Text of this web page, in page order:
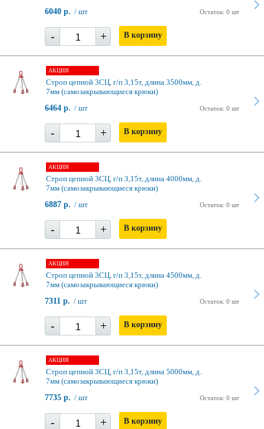
Остаток: 0 шт
6040 р. / шт
- + В корзину
АКЦИЯ
Строп цепной 3СЦ, г/п 3,15т, длина 3500мм, д.
7мм (самозакрывающиеся крюки)
Остаток: 0 шт
6464 р. / шт
- + В корзину
АКЦИЯ
Строп цепной 3СЦ, г/п 3,15т, длина 4000мм, д.
7мм (самозакрывающиеся крюки)
Остаток: 0 шт
6887 р. / шт
- + В корзину
АКЦИЯ
Строп цепной 3СЦ, г/п 3,15т, длина 4500мм, д.
7мм (самозакрывающиеся крюки)
Остаток: 0 шт
7311 р. / шт
- + В корзину
АКЦИЯ
Строп цепной 3СЦ, г/п 3,15т, длина 5000мм, д.
7мм (самозакрывающиеся крюки)
Остаток: 0 шт
7735 р. / шт
- + В корзину